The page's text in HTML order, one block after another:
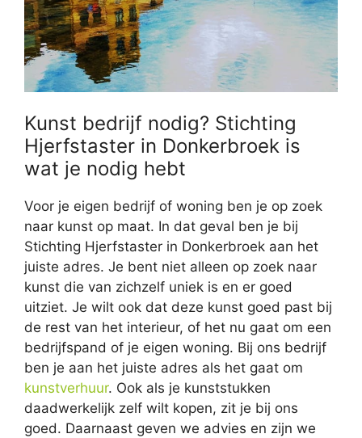
Kunst bedrijf nodig? Stichting
Hjerfstaster in Donkerbroek is
wat je nodig hebt
Voor je eigen bedrijf of woning ben je op zoek
naar kunst op maat. In dat geval ben je bij
Stichting Hjerfstaster in Donkerbroek aan het
juiste adres. Je bent niet alleen op zoek naar
kunst die van zichzelf uniek is en er goed
uitziet. Je wilt ook dat deze kunst goed past bij
de rest van het interieur, of het nu gaat om een
bedrijfspand of je eigen woning. Bij ons bedrijf
ben je aan het juiste adres als het gaat om
kunstverhuur. Ook als je kunststukken
daadwerkelijk zelf wilt kopen, zit je bij ons
goed. Daarnaast geven we advies en zijn we